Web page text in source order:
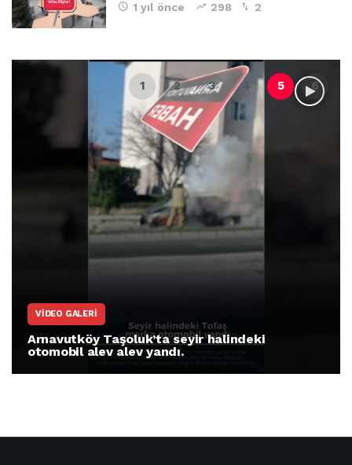
1 yıl önce 298 2
VIDEO GALERI
Arnavutköy Taşoluk’ta seyir halindeki
otomobil alev alev yandı.